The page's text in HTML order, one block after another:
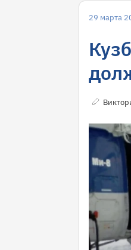
29 марта